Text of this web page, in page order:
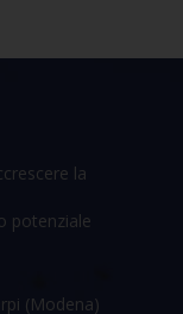
la
potenziale
(Modena)